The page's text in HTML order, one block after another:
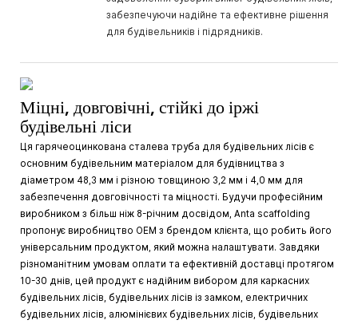
забезпечуючи надійне та ефективне рішення
для будівельників і підрядників.
Міцні, довговічні, стійкі до іржі
будівельні ліси
Ця гарячеоцинкована сталева труба для будівельних лісів є
основним будівельним матеріалом для будівництва з
діаметром 48,3 мм і різною товщиною 3,2 мм і 4,0 мм для
забезпечення довговічності та міцності. Будучи професійним
виробником з більш ніж 8-річним досвідом, Anta scaffolding
пропонує виробництво OEM з брендом клієнта, що робить його
універсальним продуктом, який можна налаштувати. Завдяки
різноманітним умовам оплати та ефективній доставці протягом
10-30 днів, цей продукт є надійним вибором для каркасних
будівельних лісів, будівельних лісів із замком, електричних
будівельних лісів, алюмінієвих будівельних лісів, будівельних